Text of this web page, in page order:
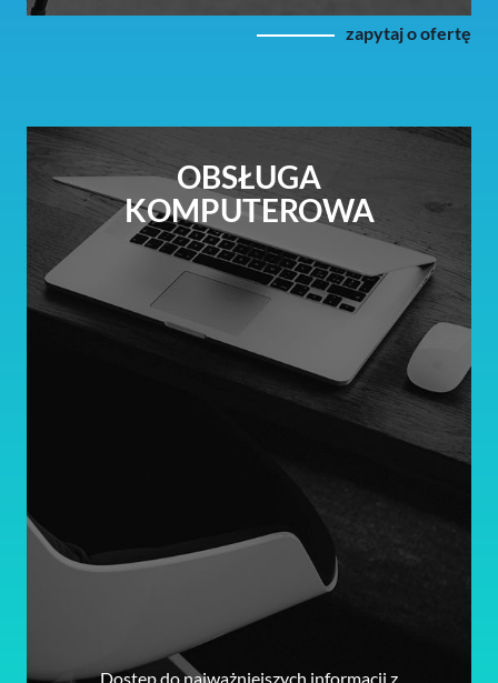
zapytaj o ofertę
OBSŁUGA
KOMPUTEROWA
Dostęp do najważniejszych informacji z